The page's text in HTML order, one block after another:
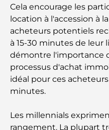
Plateformes de
un guide pour les
Family Beach Club
détente se
Les meilleures
complet pour les
Plan directeur de
Cela encourage les
location à l'accession à
acheteurs potentiels
à 15-30 minutes de leur
démontre l'importance
processus d'achat
idéal pour ces
minutes.
Les millennials
rangement. La plupart